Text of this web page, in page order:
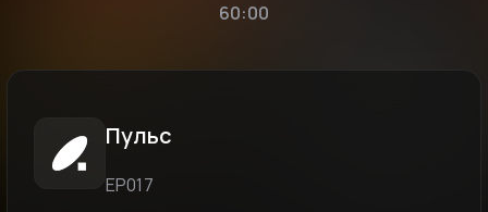
60:00
Пульс
ЕР017